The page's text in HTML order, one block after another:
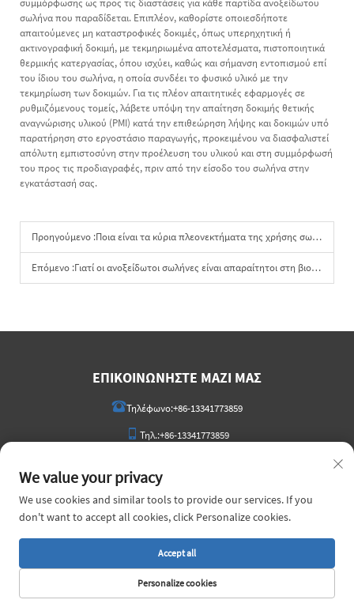
σωλήνα που παραδίδεται. Επιπλέον, καθορίστε οποιεσδήποτε
απαιτούμενες μη καταστροφικές δοκιμές, όπως υπερηχητική ή
ακτινογραφική δοκιμή, με τεκμηριωμένα αποτελέσματα, πιστοποιητικά
θερμικής κατεργασίας, όπου ισχύει, καθώς και σήμανση εντοπισμού επί
του ίδιου του σωλήνα, η οποία συνδέει το φυσικό υλικό με την
τεκμηρίωση των δοκιμών. Για τις πλέον απαιτητικές εφαρμογές σε
ρυθμιζόμενους τομείς, λάβετε υπόψη την απαίτηση δοκιμής θετικής
αναγνώρισης υλικού (PMI) κατά την επιθεώρηση λήψης και δοκιμών υπό
παρατήρηση στο εργοστάσιο παραγωγής, προκειμένου να διασφαλιστεί
απόλυτη εμπιστοσύνη στην προέλευση του υλικού και στη συμμόρφωσή
του προς τις προδιαγραφές, πριν από την είσοδο του σωλήνα στην
εγκατάστασή σας.
Προηγούμενο :Ποια είναι τα κύρια πλεονεκτήματα της χρήσης σωλήνων από ανοξείδωτο χάλυβα στις εγκαταστάσεις ύδρευσης
Επόμενο :Γιατί οι ανοξείδωτοι σωλήνες είναι απαραίτητοι στη βιομηχανία πετρελαίου και αερίου
ΕΠΙΚΟΙΝΩΝΉΣΤΕ ΜΑΖΊ ΜΑΣ
Τηλέφωνο:+86-13341773859
Τηλ.:+86-13341773859
ΑΦΉΣΤΕ ΜΑΣ ΈΝΑ ΜΉΝΥΜΑ
Αποστολή τώρα
We value your privacy
We use cookies and similar tools to provide our services. If you
don't want to accept all cookies, click Personalize cookies.
Personalize cookies
Accept all